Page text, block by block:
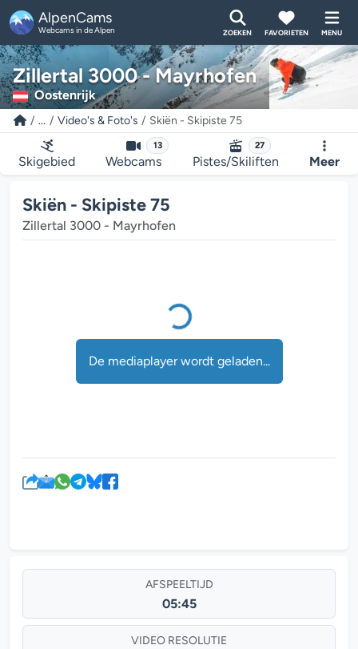
AlpenCams
Webcams in de Alpen ZOEKEN FAVORIETEN MENU
Zillertal 3000 - Mayrhofen
Oostenrijk
... Video's & Foto's Skiën - Skipiste 75
Skigebied
13
Webcams
27
Pistes/Skiliften Meer
Skiën - Skipiste 75
Zillertal 3000 - MayrhofenDe mediaplayer wordt geladen...
De mediaplayer wordt geladen...
AFSPEELTIJD
05:45
VIDEO RESOLUTIE